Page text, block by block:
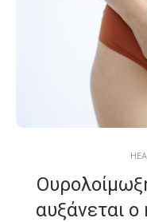
αυξάνεται